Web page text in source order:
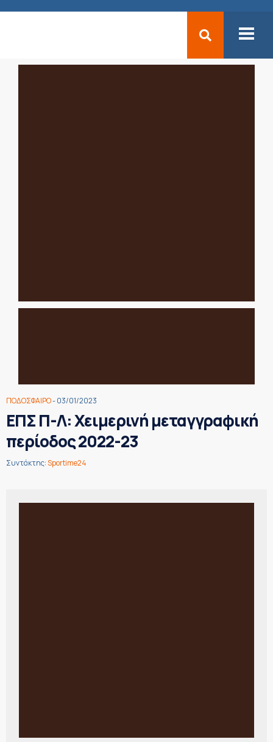
ΠΟΔΟΣΦΑΙΡΟ- 03/01/2023
ΕΠΣ Π-Λ: Χειμερινή μεταγγραφική
περίοδος 2022-23
Συντάκτης:Sportime24